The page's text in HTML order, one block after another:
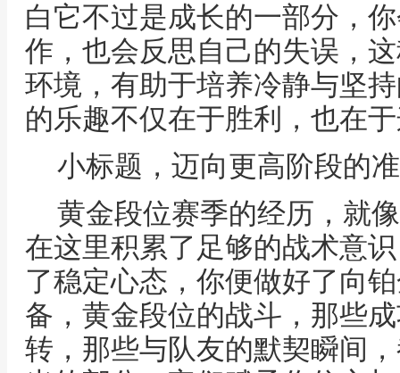
白它不过是成长的一部分，
作，也会反思自己的失误，
环境，有助于培养冷静与坚
的乐趣不仅在于胜利，也在
小标题，迈向更高阶段的
黄金段位赛季的经历，就
在这里积累了足够的战术意
了稳定心态，你便做好了向
备，黄金段位的战斗，那些
转，那些与队友的默契瞬间